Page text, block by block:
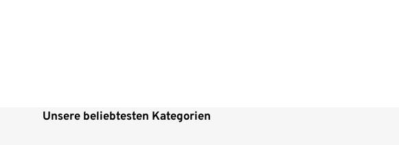
Unsere beliebtesten Kategorien